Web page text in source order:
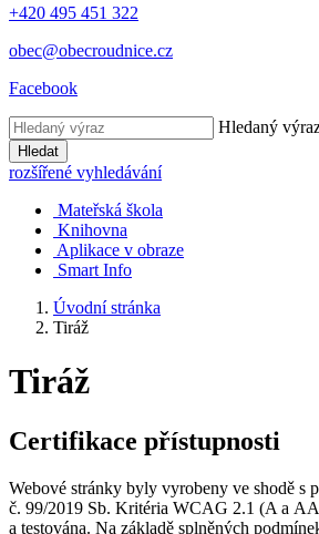
+420 495 451 322
obec@obecroudnice.cz
Facebook
Hledaný
Hledat
rozšířené vyhledávání
Mateřská škola
Knihovna
Aplikace v obraze
Smart Info
Úvodní stránka
Tiráž
Tiráž
Certifikace přístupnosti
Webové stránky byly vyrobeny ve shodě s
č. 99/2019 Sb. Kritéria WCAG 2.1 (A a
a testována. Na základě splněných